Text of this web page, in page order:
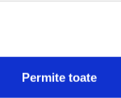
Permite toate